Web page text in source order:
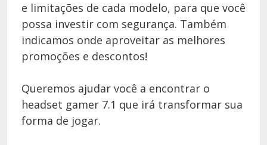
e limitações de cada modelo, para que você
possa investir com segurança. Também
indicamos onde aproveitar as melhores
promoções e descontos!
Queremos ajudar você a encontrar o
headset gamer 7.1 que irá transformar sua
forma de jogar.